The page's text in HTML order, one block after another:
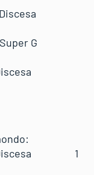
Discesa
Super G
Discesa
Discesa 1